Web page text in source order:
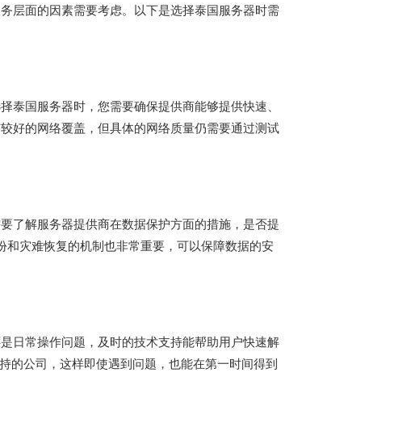
层面的因素需要考虑。以下是选择泰国服务器时需
国服务器时，您需要确保提供商能够提供快速、
好的网络覆盖，但具体的网络质量仍需要通过测试
了解服务器提供商在数据保护方面的措施，是否提
灾难恢复的机制也非常重要，可以保障数据的安
日常操作问题，及时的技术支持能帮助用户快速解
的公司，这样即使遇到问题，也能在第一时间得到